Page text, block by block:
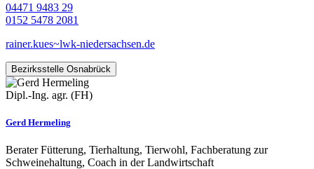
04471 9483 29
0152 5478 2081
rainer.kues~lwk-niedersachsen.de
Bezirksstelle Osnabrück
Dipl.-Ing. agr. (FH)
Gerd Hermeling
Berater Fütterung, Tierhaltung, Tierwohl, Fachberatung zur
Schweinehaltung, Coach in der Landwirtschaft